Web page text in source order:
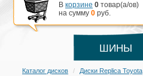
В корзине 0 товар(a/ов)
на сумму 0 руб.
ШИНЫ
Каталог дисков Диски Replica Toyota